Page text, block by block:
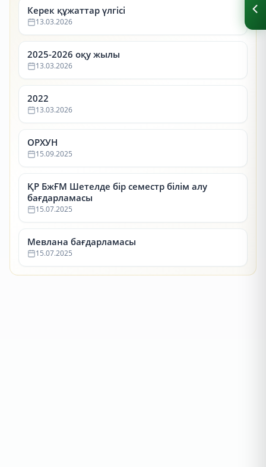
Керек құжаттар үлгісі
13.03.2026
2025-2026 оқу жылы
13.03.2026
2022
13.03.2026
ОРХУН
15.09.2025
ҚР БжҒМ Шетелде бір семестр білім алу
бағдарламасы
15.07.2025
Мевлана бағдарламасы
15.07.2025